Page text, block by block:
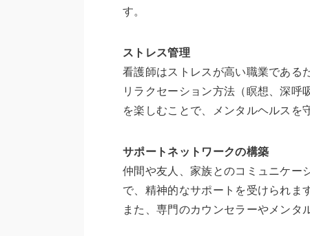
す。
ストレス管理
看護師はストレスが高い職業である
リラクセーション方法（瞑想、深呼
を楽しむことで、メンタルヘルスを
サポートネットワークの構築
仲間や友人、家族とのコミュニケー
で、精神的なサポートを受けられま
また、専門のカウンセラーやメンタ